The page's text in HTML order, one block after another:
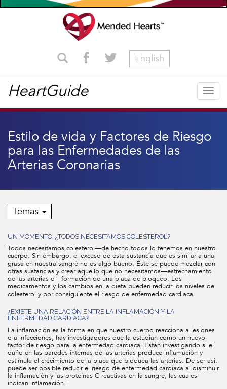
English
HeartGuide
Estilo de vida y Factores de Riesgo
para las Enfermedades de las
Arterias Coronarias
Temas
UN MOMENTO, ¿TODOS NECESITAMOS COLESTEROL?
Todos necesitamos colesterol—de hecho todos lo tenemos en nuestro
cuerpo. Sin embargo, el exceso de esta sustancia que es similar a una
grasa en nuestra sangre no es algo bueno. Éste se puede mezclar con
otras sustancias y crear aquello que no necesitamos—estrechamiento
de las arterias o—formación de una placa de bloqueo. Los
medicamentos y los cambios en la dieta pueden reducir los niveles de
colesterol y por consiguiente el riesgo de enfermedad cardiaca.
¿EXISTE UNA RELACIÓN ENTRE LA INFLAMACIÓN Y LA
ENFERMEDAD CARDIACA?
La inflamación es la forma en que nuestro cuerpo reacciona a lesiones
o a infecciones; hay investigadores que la estudian como un nuevo
factor de riesgo para la enfermedad cardiaca. Están investigando si el
daño en las paredes internas de las arterias produce inflamación y
estimula el crecimiento de la placa que bloquea las arterias. De ser así,
puede ser posible reducir el riesgo de enfermedad cardíaca al disminuir
la inflamación y las proteínas C reactivas en la sangre, las cuales
indican inflamación.